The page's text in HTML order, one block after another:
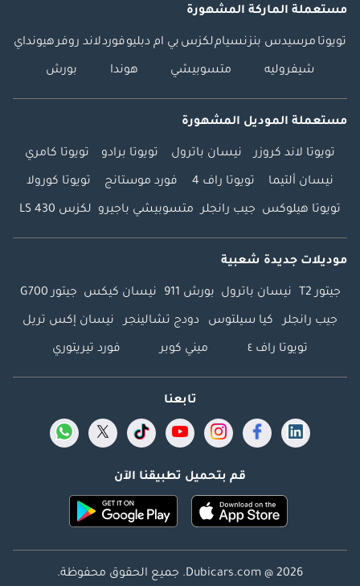
مستعملة الماركة المشهورة
تويوتا مرسيدس بنزنسياملكزس بي ام دبليوفوردلاند روفرهيونداي
شيفروليه متسوبيشي هوندا بورش
مستعملة الموديل المشهورة
تويوتا لاند كروزر نيسان باترول تويوتا برادو تويوتا كامري
نيسان ألتيما تويوتا راف 4 فورد موستانج تويوتا كورولا
تويوتا هيلوكس جيب رانجلر متسوبيشي باجيرو لكزس LS 430
موديلات جديدة شعبية
جيتور T2 نيسان باترول بورش 911 نيسان كيكس جيتور G700
جيب رانجلر كيا سيلتوس دودج تشالينجر نيسان إكس تريل
تويوتا راف ٤ ميني كوبر فورد تيريتوري
تابعنا
قم بتحميل تطبيقنا الآن
Dubicars.com @ 2026. جميع الحقوق محفوظة.